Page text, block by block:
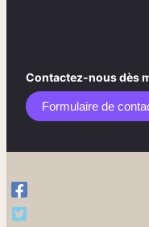
Contactez-nous dès
Formulaire de